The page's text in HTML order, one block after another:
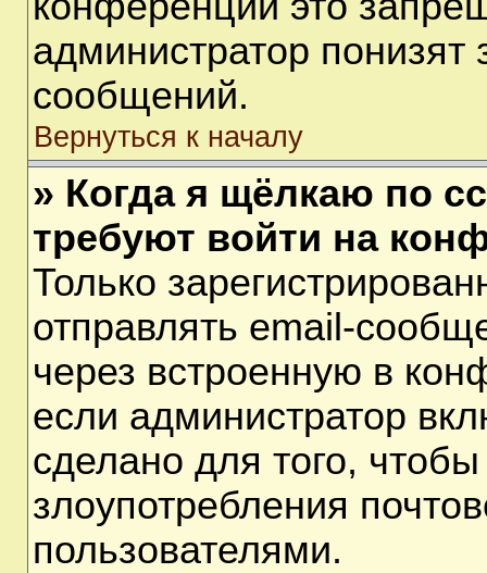
администратор понизят
сообщений.
Вернуться к началу
» Когда я щёлкаю по
требуют войти на
Только
отправлять email-
через встроенную в
если администратор
сделано для того,
злоупотребления
пользователями.